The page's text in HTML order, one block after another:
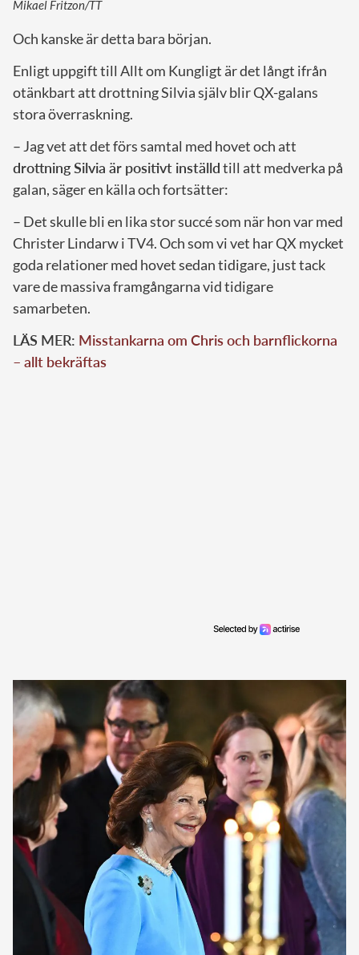
Mikael Fritzon/TT
Och kanske är detta bara början.
Enligt uppgift till Allt om Kungligt är det långt ifrån
otänkbart att drottning Silvia själv blir QX-galans
stora överraskning.
– Jag vet att det förs samtal med hovet och att
drottning Silvia är positivt inställdtill att medverka på
galan, säger en källa och fortsätter:
– Det skulle bli en lika stor succé som när hon var med
Christer Lindarw i TV4. Och som vi vet har QX mycket
goda relationer med hovet sedan tidigare, just tack
vare de massiva framgångarna vid tidigare
samarbeten.
LÄS MER: Misstankarna om Chris och barnflickorna
– allt bekräftas